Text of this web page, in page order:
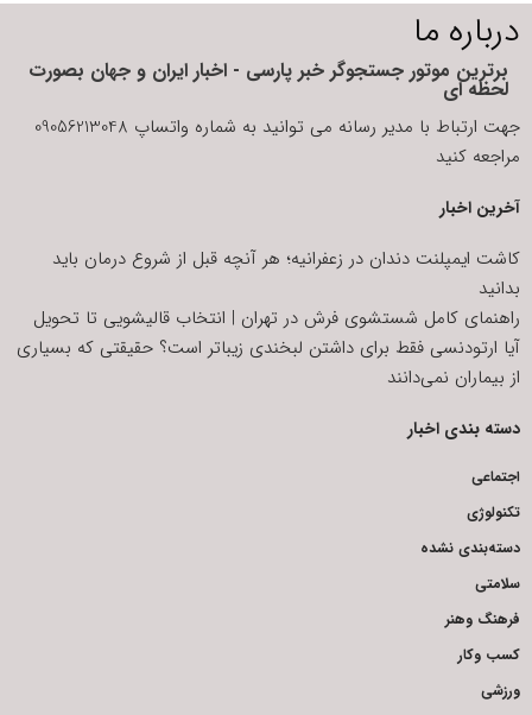
درباره ما
برترین موتور جستجوگر خبر پارسی - اخبار ایران و جهان بصورت
لحظه ای
جهت ارتباط با مدیر رسانه می توانید به شماره واتساپ 09056213048
مراجعه کنید
آخرین اخبار
کاشت ایمپلنت دندان در زعفرانیه؛ هر آنچه قبل از شروع درمان باید
بدانید
راهنمای کامل شستشوی فرش در تهران | انتخاب قالیشویی تا تحویل
آیا ارتودنسی فقط برای داشتن لبخندی زیباتر است؟ حقیقتی که بسیاری
از بیماران نمی‌دانند
دسته بندی اخبار
اجتماعی
تکنولوژی
دسته‌بندی نشده
سلامتی
فرهنگ وهنر
کسب وکار
ورزشی